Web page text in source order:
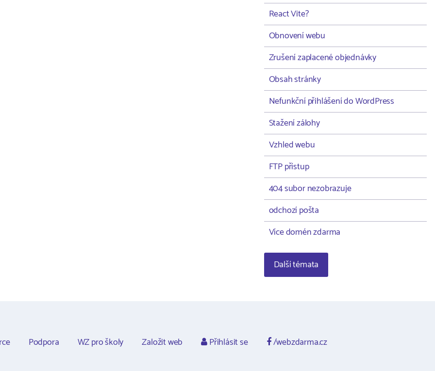
React Vite?
Obnovení webu
Zrušení zaplacené objednávky
Obsah stránky
Nefunkční přihlášení do WordPress
Stažení zálohy
Vzhled webu
FTP přístup
404 subor nezobrazuje
odchozí pošta
Více domén zdarma
Další témata
Podpora WZ pro školy Založit web Přihlásit se /webzdarma.cz